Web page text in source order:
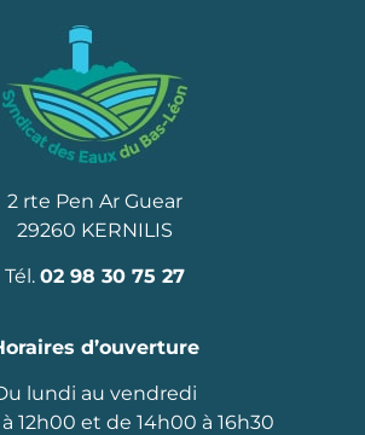
2 rte Pen Ar Guear
29260 KERNILIS
Tél. 02 98 30 75 27
d’ouverture
lundi au vendredi
12h00 et de 14h00 à 16h30